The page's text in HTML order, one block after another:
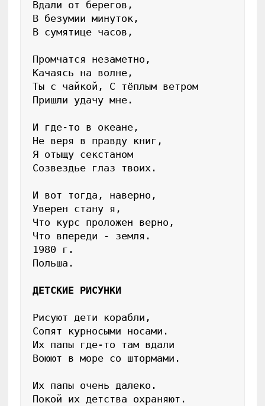
Вдали от берегов,
В безумии минуток,
В сумятице часов,
Промчатся незаметно,
Качаясь на волне,
Ты с чайкой, С тёплым ветром
Пришли удачу мне.
И где-то в океане,
Не веря в правду книг,
Я отыщу секстаном
Созвездье глаз твоих.
И вот тогда, наверно,
Уверен стану я,
Что курс проложен верно,
Что впереди - земля.
1980 г.
ДЕТСКИЕ РИСУНКИ
Рисуют дети корабли,
Сопят курносыми носами.
Их папы где-то там вдали
Воюют в море со штормами.
Их папы очень далеко.
Покой их детства охраняют.